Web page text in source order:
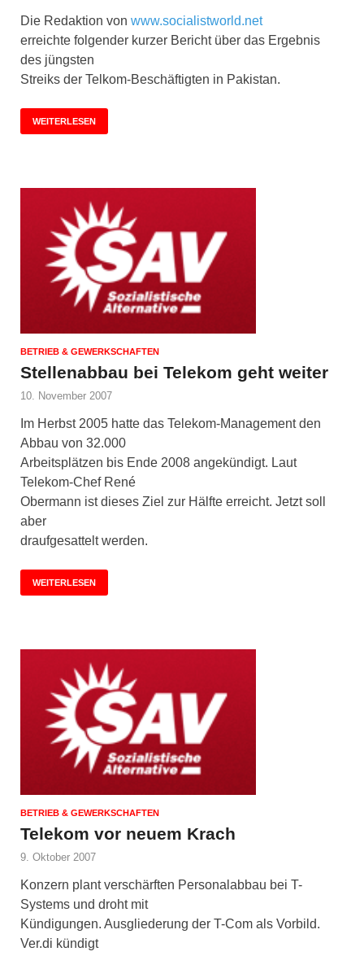
Die Redaktion von www.socialistworld.net
erreichte folgender kurzer Bericht über das Ergebnis
des jüngsten
Streiks der Telkom-Beschäftigten in Pakistan.
WEITERLESEN
BETRIEB & GEWERKSCHAFTEN
Stellenabbau bei Telekom geht weiter
10. November 2007
Im Herbst 2005 hatte das Telekom-Management den
Abbau von 32.000
Arbeitsplätzen bis Ende 2008 angekündigt. Laut
Telekom-Chef René
Obermann ist dieses Ziel zur Hälfte erreicht. Jetzt soll
aber
draufgesattelt werden.
WEITERLESEN
BETRIEB & GEWERKSCHAFTEN
Telekom vor neuem Krach
9. Oktober 2007
Konzern plant verschärften Personalabbau bei T-
Systems und droht mit
Kündigungen. Ausgliederung der T-Com als Vorbild.
Ver.di kündigt